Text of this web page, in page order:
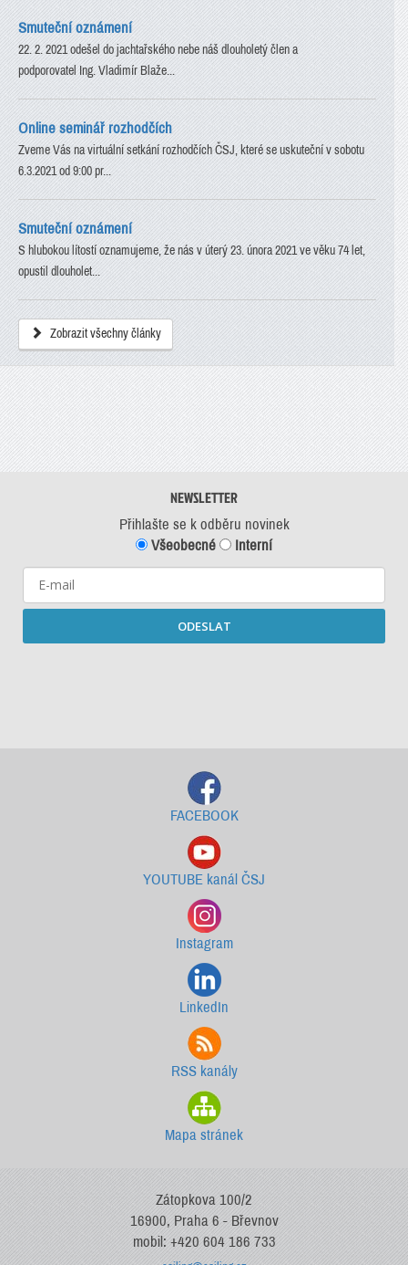
Smuteční oznámení
22. 2. 2021 odešel do jachtařského nebe náš dlouholetý člen a
podporovatel Ing. Vladimír Blaže...
Online seminář rozhodčích
Zveme Vás na virtuální setkání rozhodčích ČSJ, které se uskuteční v sobotu
6.3.2021 od 9:00 pr...
Smuteční oznámení
S hlubokou lítostí oznamujeme, že nás v úterý 23. února 2021 ve věku 74 let,
opustil dlouholet...
Zobrazit všechny články
NEWSLETTER
Přihlašte se k odběru novinek
Všeobecné
Interní
ODESLAT
FACEBOOK
YOUTUBE kanál ČSJ
Instagram
LinkedIn
RSS kanály
Mapa stránek
Zátopkova 100/2
16900, Praha 6 - Břevnov
mobil: +420 604 186 733